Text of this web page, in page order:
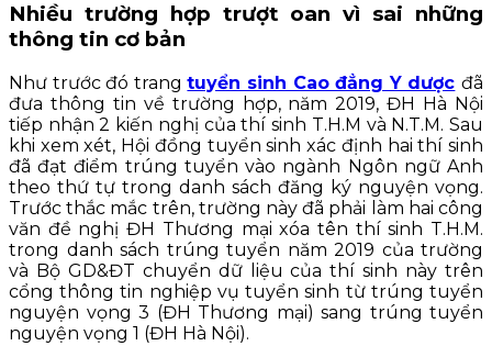
Nhiều trường hợp trượt oan vì sai những
thông tin cơ bản
Như trước đó trangtuyển sinh Cao đẳng Y dược đã
đưa thông tin về trường hợp, năm 2019, ĐH Hà Nội
tiếp nhận 2 kiến nghị của thí sinh T.H.M và N.T.M. Sau
khi xem xét, Hội đồng tuyển sinh xác định hai thí sinh
đã đạt điểm trúng tuyển vào ngành Ngôn ngữ Anh
theo thứ tự trong danh sách đăng ký nguyện vọng.
Trước thắc mắc trên, trường này đã phải làm hai công
văn đề nghị ĐH Thương mại xóa tên thí sinh T.H.M.
trong danh sách trúng tuyển năm 2019 của trường
và Bộ GD&ĐT chuyển dữ liệu của thí sinh này trên
cổng thông tin nghiệp vụ tuyển sinh từ trúng tuyển
nguyện vọng 3 (ĐH Thương mại) sang trúng tuyển
nguyện vọng 1 (ĐH Hà Nội).